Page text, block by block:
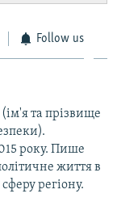
Follow us
та прізвище
року. Пише
життя в
регіону.